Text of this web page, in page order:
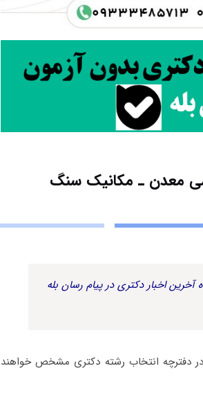
ﻣﻌﺪن ـ مکانیک ﺳﻨﮓ
آخرین اخبار دکتری در پیام رسان بله
دفترچه انتخاب رشته دکتری مشخص خواهند